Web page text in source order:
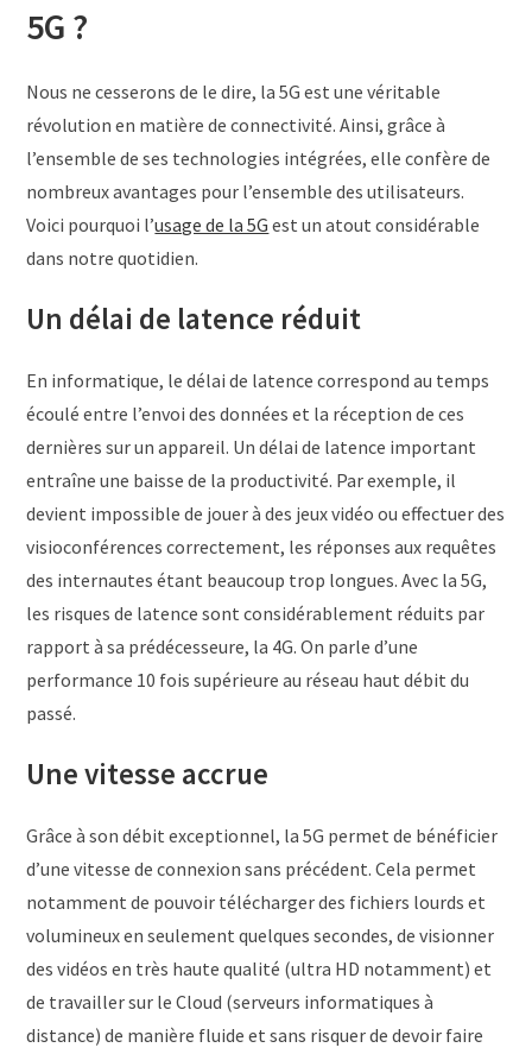
5G ?
Nous ne cesserons de le dire, la 5G est une véritable
révolution en matière de connectivité. Ainsi, grâce à
l’ensemble de ses technologies intégrées, elle confère de
nombreux avantages pour l’ensemble des utilisateurs.
Voici pourquoi l’usage de la 5G est un atout considérable
dans notre quotidien.
Un délai de latence réduit
En informatique, le délai de latence correspond au temps
écoulé entre l’envoi des données et la réception de ces
dernières sur un appareil. Un délai de latence important
entraîne une baisse de la productivité. Par exemple, il
devient impossible de jouer à des jeux vidéo ou effectuer des
visioconférences correctement, les réponses aux requêtes
des internautes étant beaucoup trop longues. Avec la 5G,
les risques de latence sont considérablement réduits par
rapport à sa prédécesseure, la 4G. On parle d’une
performance 10 fois supérieure au réseau haut débit du
passé.
Une vitesse accrue
Grâce à son débit exceptionnel, la 5G permet de bénéficier
d’une vitesse de connexion sans précédent. Cela permet
notamment de pouvoir télécharger des fichiers lourds et
volumineux en seulement quelques secondes, de visionner
des vidéos en très haute qualité (ultra HD notamment) et
de travailler sur le Cloud (serveurs informatiques à
distance) de manière fluide et sans risquer de devoir faire